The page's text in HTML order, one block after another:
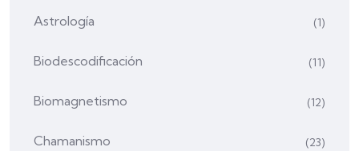
Astrología (1)
Biodescodificación (11)
Biomagnetismo (12)
Chamanismo (23)